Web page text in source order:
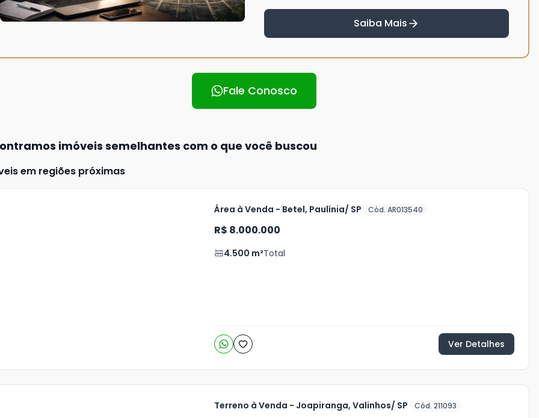
Saiba Mais
Fale Conosco
imóveis semelhantes com o que você buscou
em regiões próximas
Área à Venda - Betel, Paulínia/ SP Cód. AR013540
R$ 8.000.000
4.500 m²Total
Ver Detalhes
Terreno à Venda - Joapiranga, Valinhos/ SP Cód. 211093